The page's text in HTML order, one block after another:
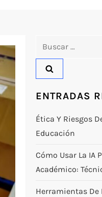
ENTRADAS
Ética Y Riesgos
Educación
Cómo Usar La IA
Académico:
Herramientas De